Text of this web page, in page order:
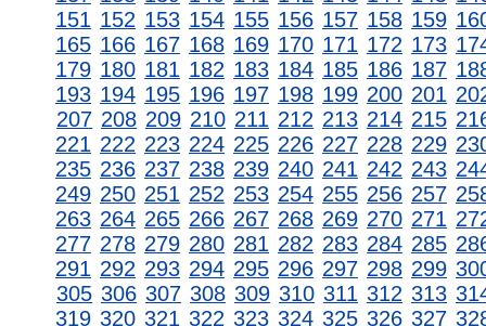
151 152 153 154 155 156 157 158 159
165 166 167 168 169 170 171 172 173
179 180 181 182 183 184 185 186 187
193 194 195 196 197 198 199 200 201
207 208 209 210 211 212 213 214 215
221 222 223 224 225 226 227 228 229
235 236 237 238 239 240 241 242 243
249 250 251 252 253 254 255 256 257
263 264 265 266 267 268 269 270 271
277 278 279 280 281 282 283 284 285
291 292 293 294 295 296 297 298 299
305 306 307 308 309 310 311 312 313
319 320 321 322 323 324 325 326 327